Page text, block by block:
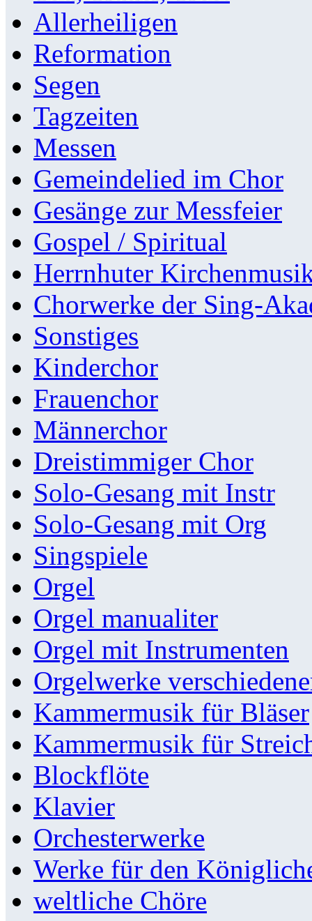
Allerheiligen
Reformation
Segen
Tagzeiten
Messen
Gemeindelied im Chor
Gesänge zur Messfeier
Gospel / Spiritual
Herrnhuter
Chorwerke der Sing-
Sonstiges
Kinderchor
Frauenchor
Männerchor
Dreistimmiger Chor
Solo-Gesang mit Instr
Solo-Gesang mit Org
Singspiele
Orgel
Orgel manualiter
Orgel mit Instrumenten
Orgelwerke
Kammermusik für Bläser
Kammermusik für
Blockflöte
Klavier
Orchesterwerke
Werke für den
weltliche Chöre